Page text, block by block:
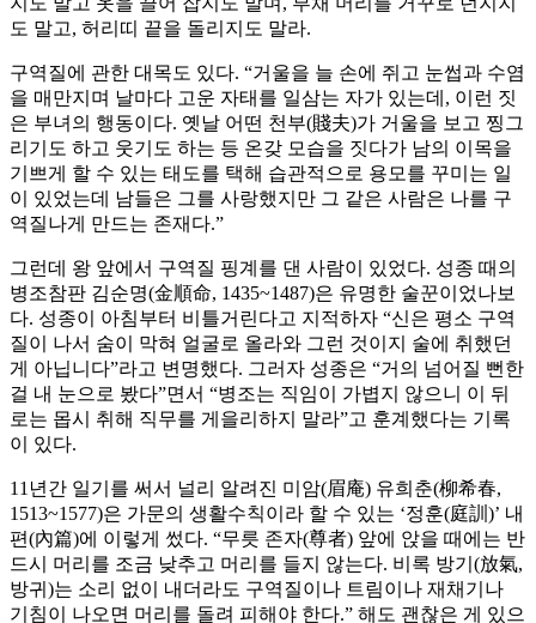
도 말고, 허리띠 끝을 돌리지도 말라.
구역질에 관한 대목도 있다. “거울을 늘 손에 쥐고 눈썹과 수염
을 매만지며 날마다 고운 자태를 일삼는 자가 있는데, 이런 짓
은 부녀의 행동이다. 옛날 어떤 천부(賤夫)가 거울을 보고 찡그
리기도 하고 웃기도 하는 등 온갖 모습을 짓다가 남의 이목을
기쁘게 할 수 있는 태도를 택해 습관적으로 용모를 꾸미는 일
이 있었는데 남들은 그를 사랑했지만 그 같은 사람은 나를 구
역질나게 만드는 존재다.”
그런데 왕 앞에서 구역질 핑계를 댄 사람이 있었다. 성종 때의
병조참판 김순명(金順命, 1435~1487)은 유명한 술꾼이었나보
다. 성종이 아침부터 비틀거린다고 지적하자 “신은 평소 구역
질이 나서 숨이 막혀 얼굴로 올라와 그런 것이지 술에 취했던
게 아닙니다”라고 변명했다. 그러자 성종은 “거의 넘어질 뻔한
걸 내 눈으로 봤다”면서 “병조는 직임이 가볍지 않으니 이 뒤
로는 몹시 취해 직무를 게을리하지 말라”고 훈계했다는 기록
이 있다.
11년간 일기를 써서 널리 알려진 미암(眉庵) 유희춘(柳希春,
1513~1577)은 가문의 생활수칙이라 할 수 있는 ‘정훈(庭訓)’ 내
편(內篇)에 이렇게 썼다. “무릇 존자(尊者) 앞에 앉을 때에는 반
드시 머리를 조금 낮추고 머리를 들지 않는다. 비록 방기(放氣,
방귀)는 소리 없이 내더라도 구역질이나 트림이나 재채기나
기침이 나오면 머리를 돌려 피해야 한다.” 해도 괜찮은 게 있으